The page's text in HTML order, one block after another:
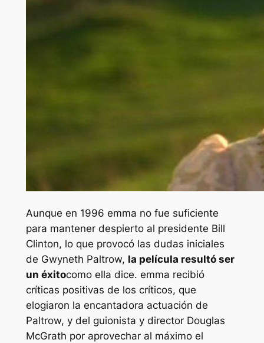
Aunque en 1996 emma no fue suficiente
para mantener despierto al presidente Bill
Clinton, lo que provocó las dudas iniciales
de Gwyneth Paltrow, la película resultó ser
un éxitocomo ella dice. emma recibió
críticas positivas de los críticos, que
elogiaron la encantadora actuación de
Paltrow, y del guionista y director Douglas
McGrath por aprovechar al máximo el